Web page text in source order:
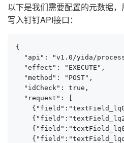
以下是我们需要配置的元数据
写入钉钉API接口：
{
"api": "v1.0/yida/
  "effect": "EXECUTE",
  "method": "POST",
  "idCheck": true,
  "request": [